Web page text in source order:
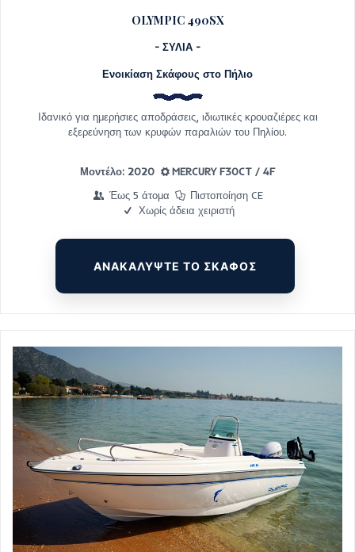
OLYMPIC 490SX
- ΣΥΛΙΑ -
Ενοικίαση Σκάφους στο Πήλιο
Ιδανικό για ημερήσιες αποδράσεις, ιδιωτικές κρουαζιέρες και
εξερεύνηση των κρυφών παραλιών του Πηλίου.
Μοντέλο: 2020
MERCURY F30CT / 4F
Έως 5 άτομα
Πιστοποίηση CE
Χωρίς άδεια χειριστή
ΑΝΑΚΑΛΥΨΤΕ ΤΟ ΣΚΑΦΟΣ